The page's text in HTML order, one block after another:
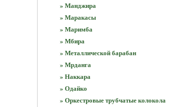
» Манджира
» Маракасы
» Маримба
» Мбира
» Металлической барабан
» Мрданга
» Наккара
» Одайко
» Оркестровые трубчатые колокола